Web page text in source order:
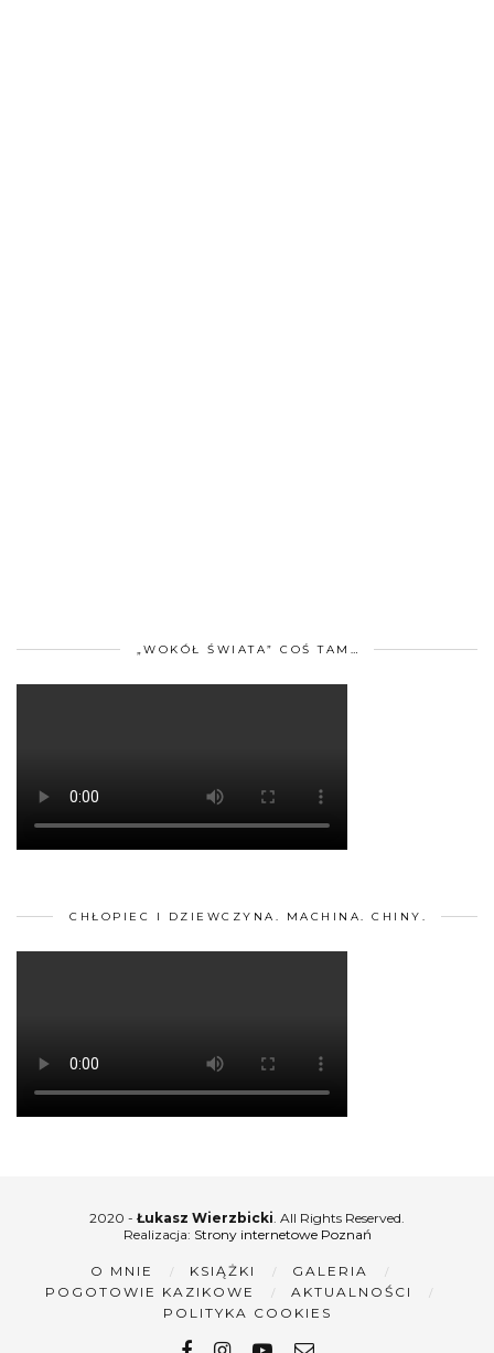
„WOKÓŁ ŚWIATA” COŚ TAM…
CHŁOPIEC I DZIEWCZYNA. MACHINA. CHINY.
2020 - Łukasz Wierzbicki. All Rights Reserved.
Realizacja: Strony internetowe Poznań
O MNIE KSIĄŻKI
GALERIA
POGOTOWIE KAZIKOWE
AKTUALNOŚCI
POLITYKA COOKIES